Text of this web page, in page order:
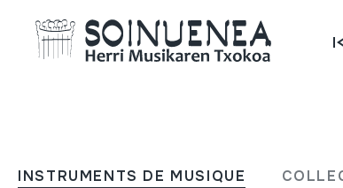
INSTRUMENTS DE MUSIQUE
El txistu. Sus ondas